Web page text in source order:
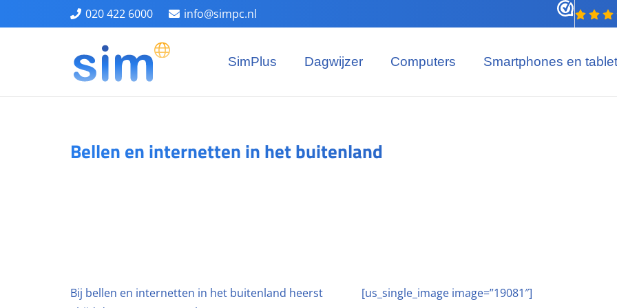
020 422 6000 info@simpc.nl
SimPlus Dagwijzer Computers Smartphones en
Bellen en internetten in het buitenland
Bij bellen en internetten in het buitenland heerst
[us_single_image image=”19081″]